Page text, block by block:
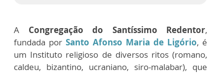
A Congregação do Santíssimo Redentor,
fundada por Santo Afonso Maria de Ligório, é
um Instituto religioso de diversos ritos (romano,
caldeu, bizantino, ucraniano, siro-malabar), que